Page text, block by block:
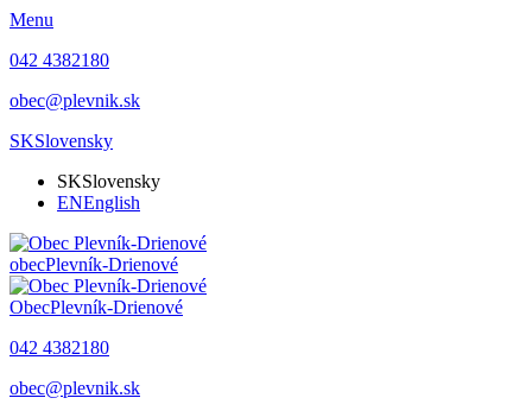
Menu
042 4382180
obec@plevnik.sk
SKSlovensky
SKSlovensky
ENEnglish
obecPlevník-Drienové
ObecPlevník-Drienové
042 4382180
obec@plevnik.sk